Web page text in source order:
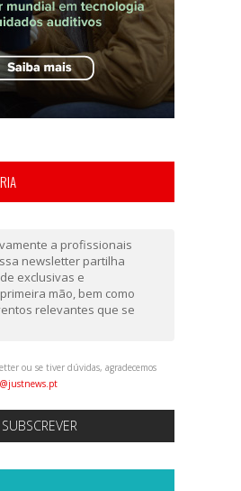
a profissionais
newsletter partilha
exclusivas e
mão, bem como
relevantes que se
ou se tiver dúvidas, agradecemos
SUBSCREVER